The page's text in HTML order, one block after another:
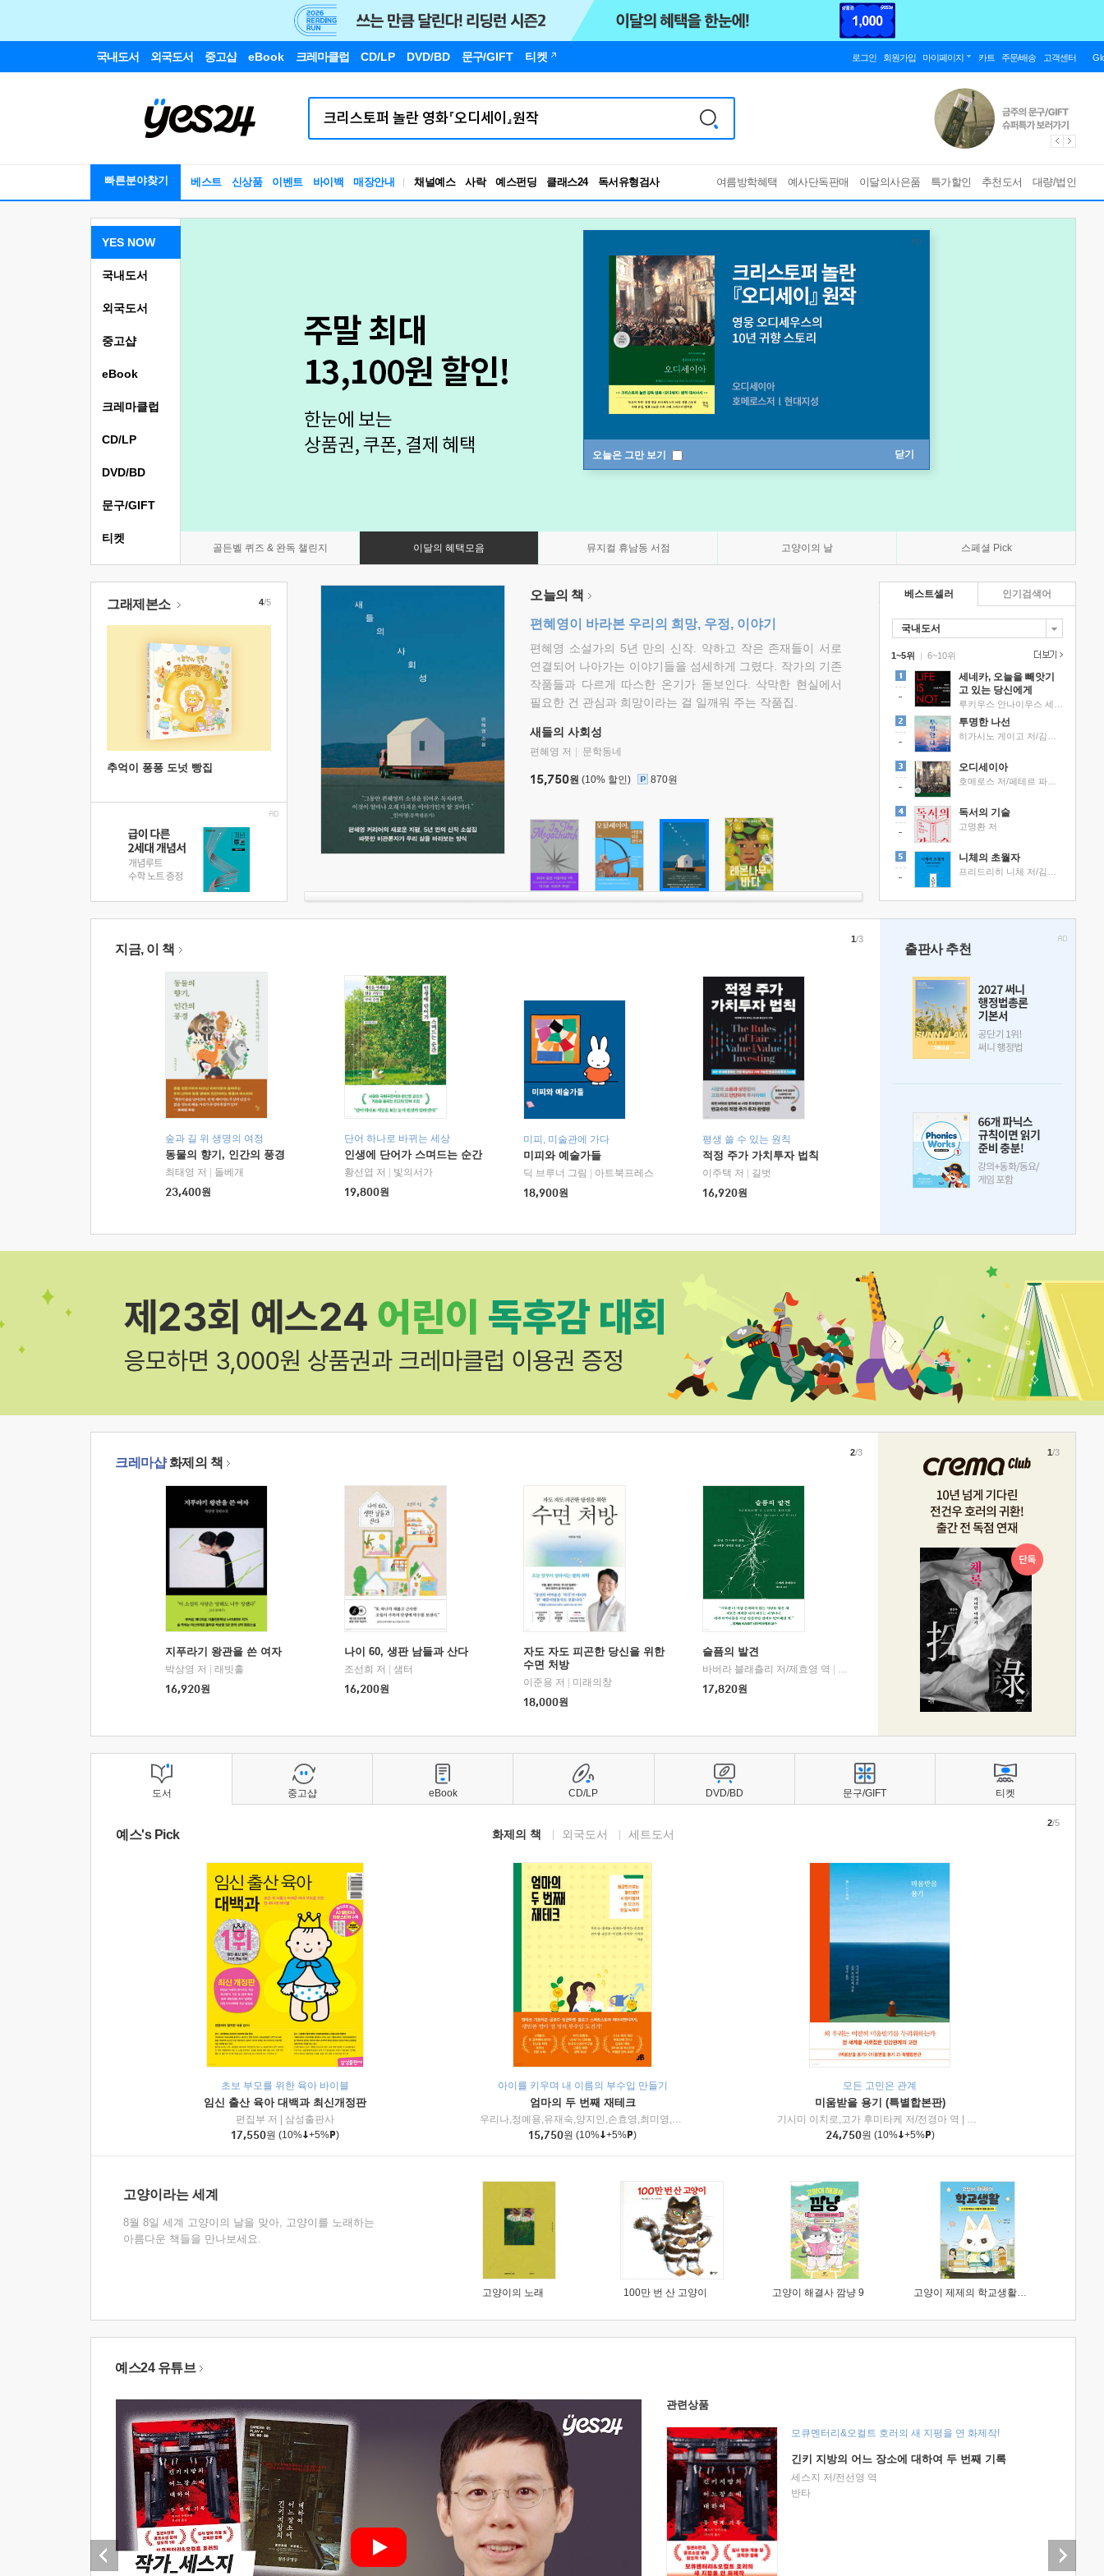
국내도서 외국도서 중고샵 eBook 크레마클럽 CD/LP DVD/BD 문구/GIFT 티켓 로그인 회원가입 마이페이지 카트 주문/배송 고객센터
빠른분야찾기 베스트 신상품 이벤트 바이백 매장안내 채널예스 사락 예스펀딩 클래스24
RBTI Lab
독서유형검사
여름방학혜택 예사단독판매 이달의사은품 특가할인 추천도서 대량/법인
오늘은 그만 보기 닫기
YES NOW
골든벨 퀴즈 & 완독 챌린지 이달의 혜택모음 뮤지컬 휴남동 서점 고양이의 날 스페셜 Pick
국내도서
외국도서
중고샵
eBook
크레마클럽
CD/LP
DVD/BD
문구/GIFT
티켓
그래제본소
추억이 퐁퐁 도넛 빵집
4/5 오늘의 책
편혜영이 바라본 우리의 희망, 우정, 이야기
편혜영 소설가의 5년 만의 신작. 약하고 작은 존재들이 서로
연결되어 나아가는 이야기들을 섬세하게 그렸다. 작가의 기존
작품들과 다르게 따스한 온기가 돋보인다. 삭막한 현실에서
필요한 건 관심과 희망이라는 걸 일깨워 주는 작품집.
새들의 사회성
편혜영 저 문학동네
15,750원 (10% 할인) 870원
베스트셀러
국내도서
1~5위 |
세네카, 오늘을 빼앗기
고 있는 당신에게
투명한 나선
오디세이아
독서의 기술
고명환 저
니체의 초월자
6~10위
인기검색어
지금, 이 책
숲과 길 위 생명의 여정
동물의 향기, 인간의 풍경
최태영 저
돌베개
23,400원
단어 하나로 바뀌는 세상
인생에 단어가 스며드는 순간
황선엽 저
빛의서가
19,800원
미피, 미술관에 가다
미피와 예술가들
딕 브루너 그림
아트북프레스
18,900원
평생 쓸 수 있는 원칙
적정 주가 가치투자 법칙
이주택 저
길벗
16,920원
1/3
출판사 추천
크레마샵화제의 책
지푸라기 왕관을 쓴 여자
박상영 저
래빗홀
16,920원
나이 60, 생판 남들과 산다
조선희 저
샘터
16,200원
자도 자도 피곤한 당신을 위한
수면 처방
이준용 저
미래의창
18,000원
슬픔의 발견
바버라 블래츨리 저/제효영 역
디플롯
17,820원
2/3 1/3
도서
예스's Pick 화제의 책 외국도서 세트도서
초보 부모를 위한 육아 바이블
임신 출산 육아 대백과 최신개정판
편집부 저
삼성출판사
17,550원 (10% +5% )
아이를 키우며 내 이름의 부수입 만들기
엄마의 두 번째 재테크
우리나,정예용,유재숙,양지인,손효영,최미영,조민주,이진현,차미숙,서미숙 저 | 제이브리즈북스
15,750원 (10% +5% )
모든 고민은 관계
미움받을 용기 (특별합본판)
기시미 이치로,고가 후미타케 저/전경아 역
인플루엔셜
24,750원 (10% +5% )
2/5
고양이라는 세계
8월 8일 세계 고양이의 날을 맞아, 고양이를 노래하는
아름다운 책들을 만나보세요.
고양이의 노래 100만 번 산 고양이 고양이 해결사 깜냥 9 고양이 제제의 학교생활 1 : 초등학생이 이렇게 힘들 줄이야
중고샵 eBook CD/LP DVD/BD 문구/GIFT 티켓
예스24 유튜브
관련상품
모큐멘터리&오컬트 호러의 새 지평을 연 화제작!
긴키 지방의 어느 장소에 대하여 두 번째 기록
세스지 저/전선영 역
반타